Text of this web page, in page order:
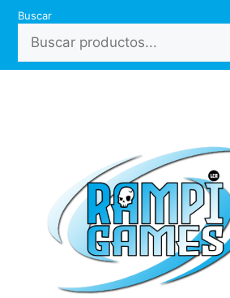
Saltar
contenido
Buscar